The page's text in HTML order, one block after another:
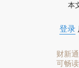
本
登录
财新
可畅